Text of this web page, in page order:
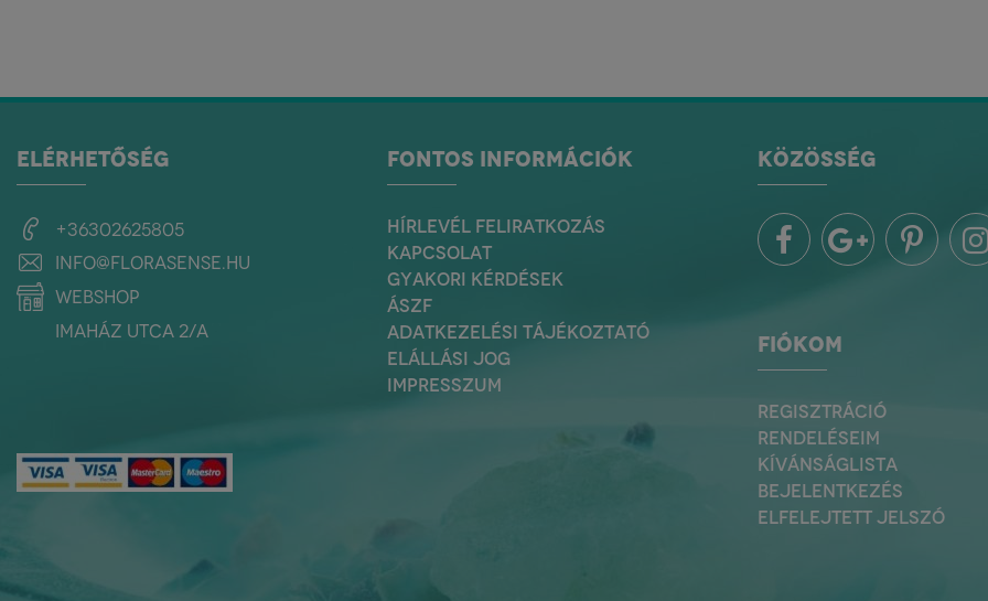
ELÉRHETŐSÉG
+36302625805
info@florasense.hu
webshop
Imaház utca 2/a
FONTOS INFORMÁCIÓK
HÍRLEVÉL FELIRATKOZÁS
KAPCSOLAT
GYAKORI KÉRDÉSEK
ÁSZF
ADATKEZELÉSI TÁJÉKOZTATÓ
ELÁLLÁSI JOG
IMPRESSZUM
KÖZÖSSÉG
FIÓKOM
REGISZTRÁCIÓ
RENDELÉSEIM
KÍVÁNSÁGLISTA
BEJELENTKEZÉS
ELFELEJTETT JELSZÓ